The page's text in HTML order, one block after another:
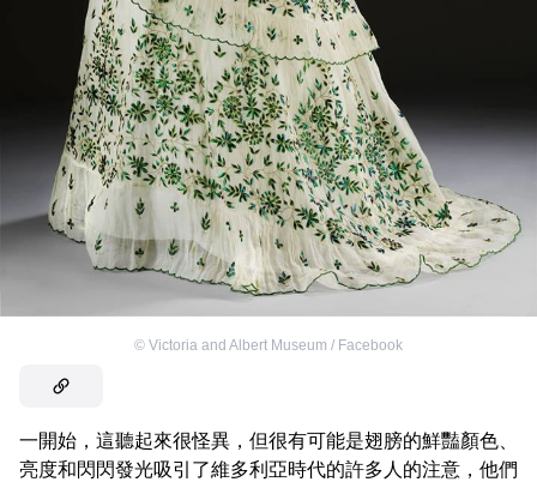
© Victoria and Albert Museum / Facebook
一開始，這聽起來很怪異，但很有可能是翅膀的鮮豔顏色、
亮度和閃閃發光吸引了維多利亞時代的許多人的注意，他們